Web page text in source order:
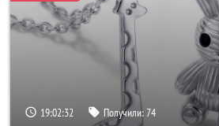
19:02:30 Получили:74